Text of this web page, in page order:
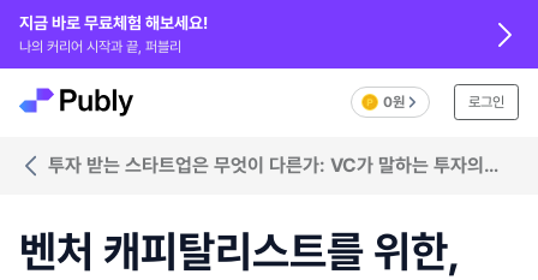
지금 바로 무료체험 해보세요!
나의 커리어 시작과 끝, 퍼블리
0원 로그인
투자 받는 스타트업은 무엇이 다른가: VC가 말하는 투자의
벤처 캐피탈리스트를 위한,